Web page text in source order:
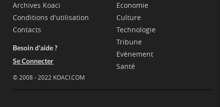
Archives Koaci
Conditions d'utilisation
Contacts
Besoin d'aide ?
Se Connecter
© 2008 - 2022 KOACI.COM
Economie
Culture
Technologie
Tribune
Evènement
Santé